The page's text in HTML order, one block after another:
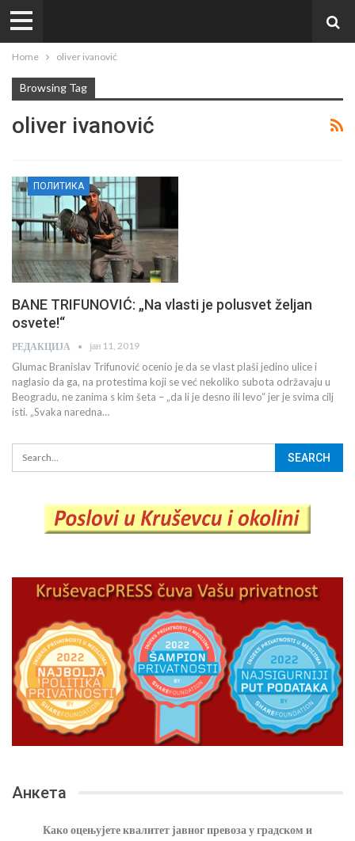
Home oliver ivanović
Browsing Tag
oliver ivanović
ПОЛИТИКА
BANE TRIFUNOVIĆ: „Na vlasti je polusvet željan
osvete!“
РЕДАКЦИЈА јан 11, 2019
Glumac Branislav Trifunović ocenio je da se vlast plaši jedino ulice i
naglasio da ga, na protestima koji se već nekoliko subota održavaju u
Beogradu, ne zanima s kim šeta – „da li je desno ili levo“ jer je svima cilj
isti. „Svaka naredna…
Анкета
Како оцењујете квалитет јавног превоза у градском и